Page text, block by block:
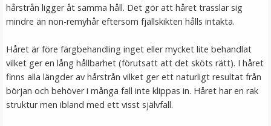
189 kr
hårstrån ligger åt samma håll. Det gör att håret trasslar sig
mindre än non-remyhår eftersom fjällskikten hålls intakta.
Håret är före färgbehandling inget eller mycket lite behandlat
vilket ger en lång hållbarhet (förutsatt att det sköts rätt). I håret
finns alla längder av hårstrån vilket ger ett naturligt resultat från
början och behöver i många fall inte klippas in. Håret har en rak
struktur men ibland med ett visst självfall.